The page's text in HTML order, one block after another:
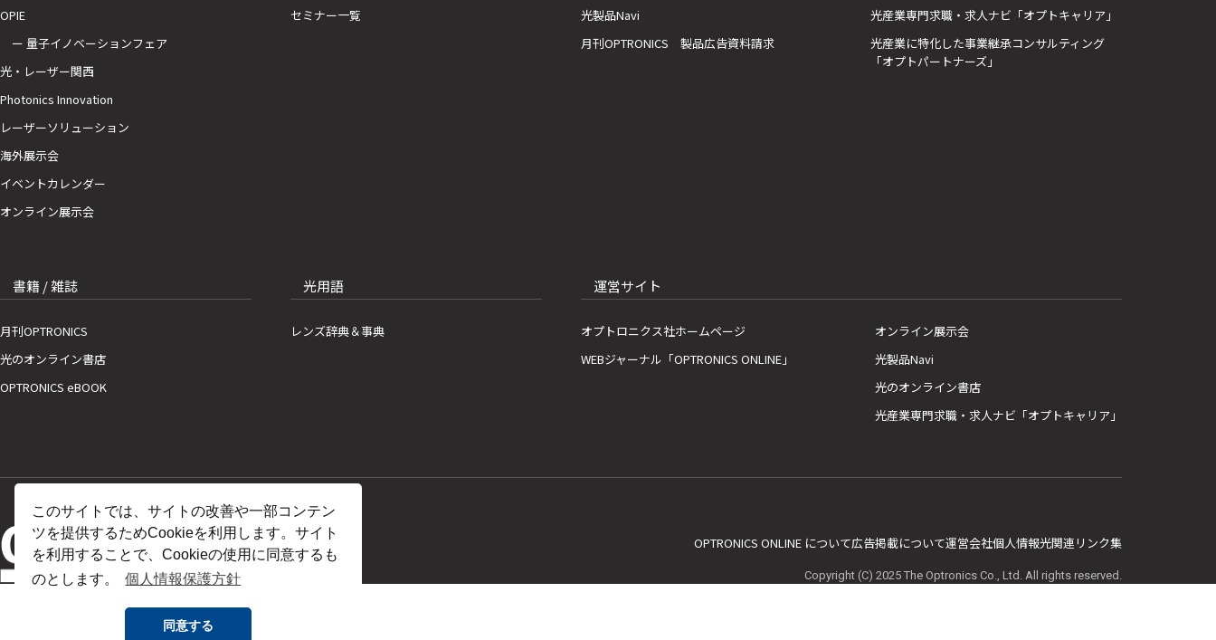
このサイトでは、サイトの改善や一部コンテン
ツを提供するためCookieを利用します。サイト
を利用することで、Cookieの使用に同意するも
のとします。
個人情報保護方針
同意する
OPIE
ー 量子イノベーションフェア
光・レーザー関西
Photonics Innovation
レーザーソリューション
海外展示会
イベントカレンダー
オンライン展示会
セミナー一覧
光製品Navi
月刊OPTRONICS 製品広告資料請求
光産業専門求職・求人ナビ「オプトキャリア」
光産業に特化した事業継承コンサルティング
「オプトパートナーズ」
書籍 / 雑誌
月刊OPTRONICS
光のオンライン書店
OPTRONICS eBOOK
光用語
レンズ辞典＆事典
運営サイト
オプトロニクス社ホームページ
WEBジャーナル「OPTRONICS ONLINE」
オンライン展示会
光製品Navi
光のオンライン書店
光産業専門求職・求人ナビ「オプトキャリア」
OPTRONICS ONLINE について広告掲載について運営会社個人情報光関連リンク集
Copyright (C) 2025 The Optronics Co., Ltd. All rights reserved.